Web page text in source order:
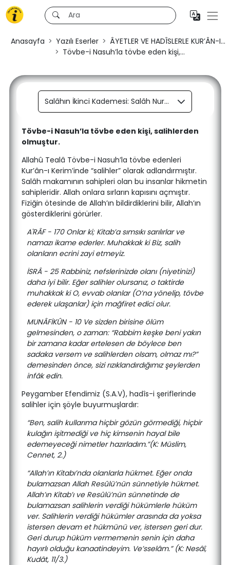
Anasayfa Yazılı Eserler
ÂYETLER VE HADÎSLERLE KUR’ÂN-I...
Tövbe-i Nasuh’la tövbe eden kişi,...
Salâhın İkinci Kademesi: Salâh Nurunun Verilmesi- Şehitler
Tövbe-i Nasuh’la tövbe eden kişi, salihlerden
olmuştur.
Allahû Tealâ Tövbe-i Nasuh’la tövbe edenleri
Kur’ân-ı Kerim’inde “salihler” olarak adlandırmıştır.
Salâh makamının sahipleri olan bu insanlar hikmetin
sahipleridir. Allah onlara sırların kapısını açmıştır.
Fiziğin ötesinde de Allah’ın bildirdiklerini bilir, Allah’ın
gösterdiklerini görürler.
A'RÂF - 170 Onlar ki; Kitab’a sımsıkı sarılırlar ve
namazı ikame ederler. Muhakkak ki Biz, salih
olanların ecrini zayi etmeyiz.
İSRÂ - 25 Rabbiniz, nefslerinizde olanı (niyetinizi)
daha iyi bilir. Eğer salihler olursanız, o taktirde
muhakkak ki O, evvab olanlar (O’na yönelip, tövbe
ederek ulaşanlar) için mağfiret edici olur.
MUNÂFİKÛN - 10 Ve sizden birisine ölüm
gelmesinden, o zaman: “Rabbim keşke beni yakın
bir zamana kadar ertelesen de böylece ben
sadaka versem ve salihlerden olsam, olmaz mı?”
demesinden önce, sizi rızıklandırdığımız şeylerden
infâk edin.
Peygamber Efendimiz (S.A.V), hadîs-i şeriflerinde
salihler için şöyle buyurmuşlardır:
“Ben, salih kullarıma hiçbir gözün görmediği, hiçbir
kulağın işitmediği ve hiç kimsenin hayal bile
edemeyeceği nimetler hazırladım.”(K: Müslim,
Cennet, 2.)
“Allah’ın Kitabı’nda olanlarla hükmet. Eğer onda
bulamazsan Allah Resûlü’nün sünnetiyle hükmet.
Allah’ın Kitab’ı ve Resûlü’nün sünnetinde de
bulamazsan salihlerin verdiği hükümlerle hüküm
ver. Salihlerin verdiği hükümler arasında da yoksa
istersen devam et hükmünü ver, istersen geri dur.
Geri durup hüküm vermemenin senin için daha
hayırlı olduğu kanaatindeyim. Ve’sselâm.” (K: Nesâî,
Kudât, 11/3.)